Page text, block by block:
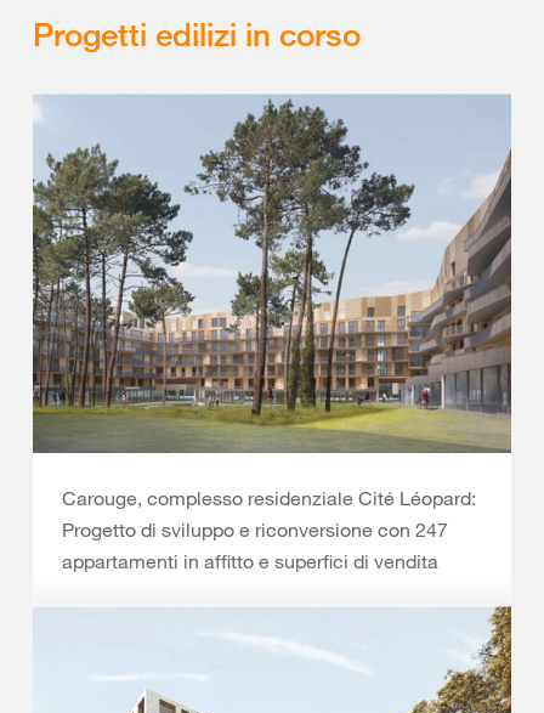
Progetti edilizi in corso
Carouge, complesso residenziale Cité Léopard:
Progetto di sviluppo e riconversione con 247
appartamenti in affitto e superfici di vendita